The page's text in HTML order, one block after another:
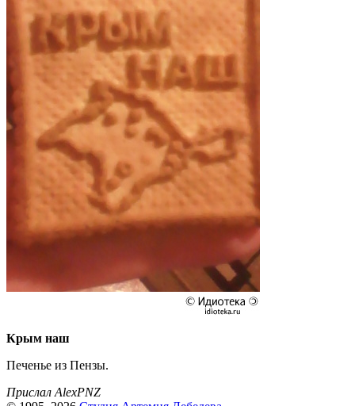
Крым наш
Печенье из Пензы.
Прислал AlexPNZ